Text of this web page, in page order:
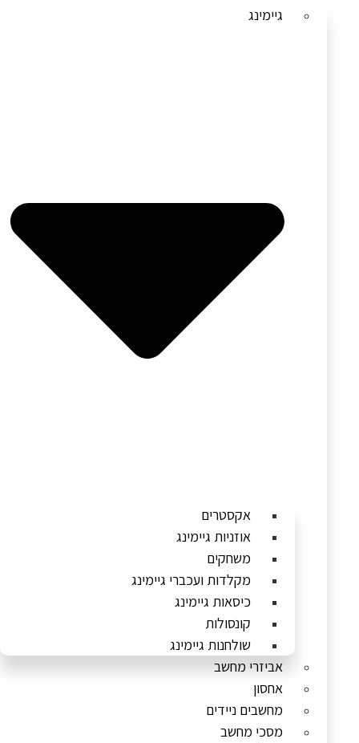
גיימינג
אקסטרים
אוזניות גיימינג
משחקים
מקלדות ועכברי גיימינג
כיסאות גיימינג
קונסולות
שולחנות גיימינג
אביזרי מחשב
אחסון
מחשבים ניידים
מסכי מחשב